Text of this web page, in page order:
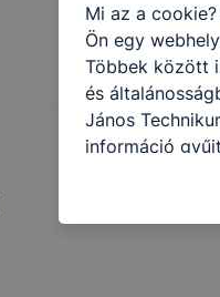
Mi az a
Ön egy
Többek között
és
János
információ
felmérésével,
így
ismét